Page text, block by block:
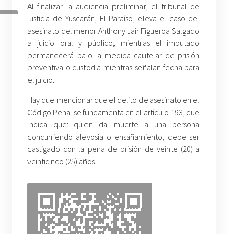
Al finalizar la audiencia preliminar, el tribunal de
justicia de Yuscarán, El Paraíso, eleva el caso del
asesinato del menor Anthony Jair Figueroa Salgado
a juicio oral y público; mientras el imputado
permanecerá bajo la medida cautelar de prisión
preventiva o custodia mientras señalan fecha para
el juicio.
Hay que mencionar que el delito de asesinato en el
Código Penal se fundamenta en el artículo 193, que
indica que: quien da muerte a una persona
concurriendo alevosía o ensañamiento, debe ser
castigado con la pena de prisión de veinte (20) a
veinticinco (25) años.